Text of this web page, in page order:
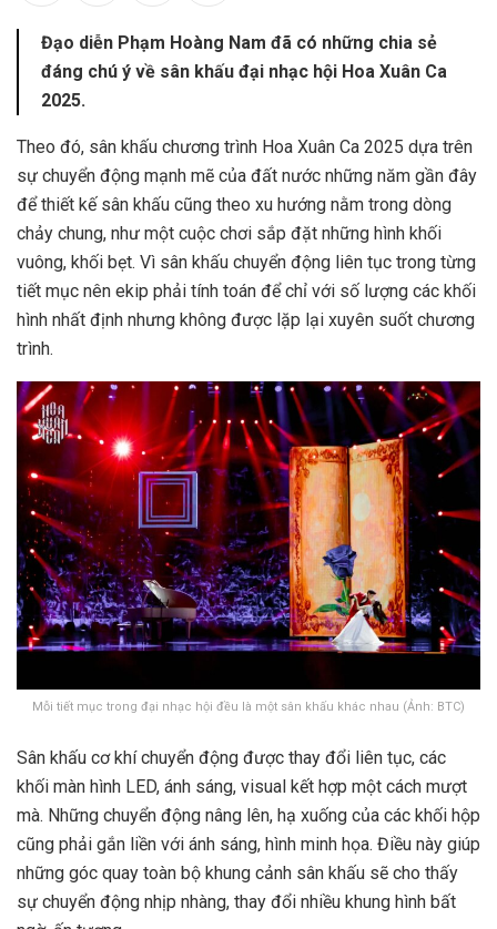
Đạo diễn Phạm Hoàng Nam đã có những chia sẻ
đáng chú ý về sân khấu đại nhạc hội Hoa Xuân Ca
2025.
Theo đó, sân khấu chương trình Hoa Xuân Ca 2025 dựa trên
sự chuyển động mạnh mẽ của đất nước những năm gần đây
để thiết kế sân khấu cũng theo xu hướng nằm trong dòng
chảy chung, như một cuộc chơi sắp đặt những hình khối
vuông, khối bẹt. Vì sân khấu chuyển động liên tục trong từng
tiết mục nên ekip phải tính toán để chỉ với số lượng các khối
hình nhất định nhưng không được lặp lại xuyên suốt chương
trình.
Mỗi tiết mục trong đại nhạc hội đều là một sân khấu khác nhau (Ảnh: BTC)
Sân khấu cơ khí chuyển động được thay đổi liên tục, các
khối màn hình LED, ánh sáng, visual kết hợp một cách mượt
mà. Những chuyển động nâng lên, hạ xuống của các khối hộp
cũng phải gắn liền với ánh sáng, hình minh họa. Điều này giúp
những góc quay toàn bộ khung cảnh sân khấu sẽ cho thấy
sự chuyển động nhịp nhàng, thay đổi nhiều khung hình bất